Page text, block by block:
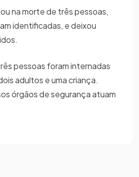
na morte de três pessoas,
identificadas, e deixou
pessoas foram internadas
adultos e uma criança.
órgãos de segurança atuam